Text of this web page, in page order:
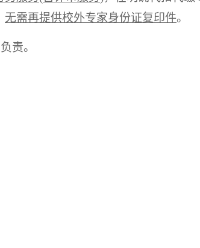
无需再提供校外专家身份证复印件。
责。